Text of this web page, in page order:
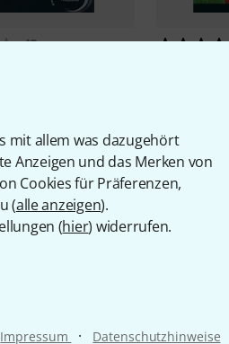
mit allem was dazugehört
Anzeigen und das Merken von
Cookies für Präferenzen,
(alle anzeigen).
(hier) widerrufen.
Impressum · Datenschutzhinweise
42